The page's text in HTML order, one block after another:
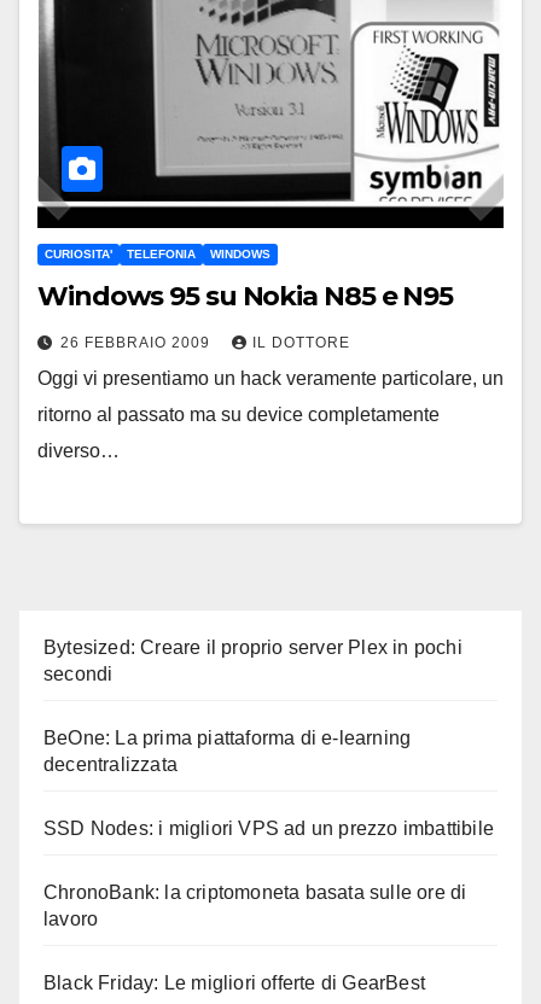
CURIOSITA' TELEFONIA WINDOWS
Windows 95 su Nokia N85 e N95
26 FEBBRAIO 2009 IL DOTTORE
Oggi vi presentiamo un hack veramente particolare, un
ritorno al passato ma su device completamente
diverso…
Bytesized: Creare il proprio server Plex in pochi
secondi
BeOne: La prima piattaforma di e-learning
decentralizzata
SSD Nodes: i migliori VPS ad un prezzo imbattibile
ChronoBank: la criptomoneta basata sulle ore di
lavoro
Black Friday: Le migliori offerte di GearBest